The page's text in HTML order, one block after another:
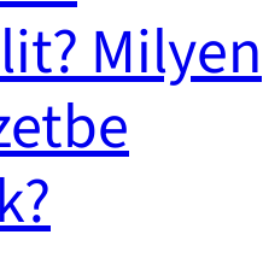
Milyen